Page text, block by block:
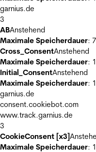
garnius.de
3
ABAnstehend
Maximale Speicherdauer:
Cross_ConsentAnstehend
Maximale Speicherdauer:
Initial_ConsentAnstehend
Maximale Speicherdauer:
garnius.de
consent.cookiebot.com
www.track.garnius.de
3
CookieConsent [x3]
Maximale Speicherdauer: